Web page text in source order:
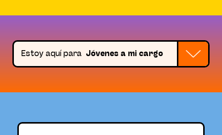
Estoy aquí para Jóvenes a mi cargo